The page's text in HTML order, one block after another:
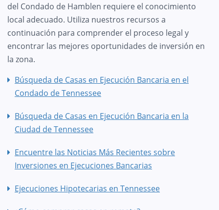
del Condado de Hamblen requiere el conocimiento
local adecuado. Utiliza nuestros recursos a
continuación para comprender el proceso legal y
encontrar las mejores oportunidades de inversión en
la zona.
Búsqueda de Casas en Ejecución Bancaria en el
Condado de Tennessee
Búsqueda de Casas en Ejecución Bancaria en la
Ciudad de Tennessee
Encuentre las Noticias Más Recientes sobre
Inversiones en Ejecuciones Bancarias
Ejecuciones Hipotecarias en Tennessee